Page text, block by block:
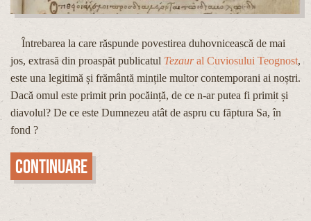
Întrebarea la care răspunde povestirea duhovnicească de mai
jos, extrasă din proaspăt publicatul Tezaural Cuviosului Teognost,
este una legitimă și frământă mințile multor contemporani ai noștri.
Dacă omul este primit prin pocăință, de ce n-ar putea fi primit și
diavolul? De ce este Dumnezeu atât de aspru cu făptura Sa, în
fond ?
Continuare